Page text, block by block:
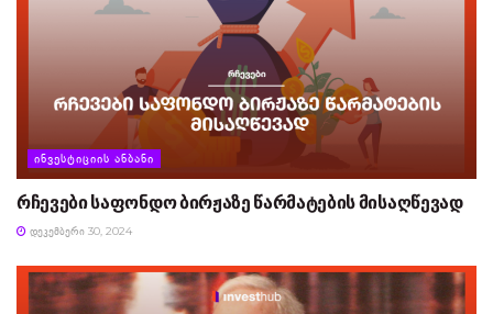
ᲘᲜᲕᲔᲡᲢᲘᲪᲘᲘᲡ ᲐᲜᲑᲐᲜᲘ
რჩევები საფონდო ბირჟაზე წარმატების მისაღწევად
ᲓᲔᲙᲔᲛᲑᲔᲠᲘ 30, 2024